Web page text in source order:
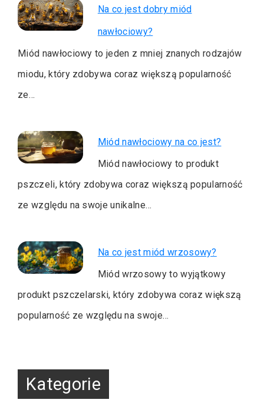
Na co jest dobry miód
nawłociowy?
Miód nawłociowy to jeden z mniej znanych rodzajów
miodu, który zdobywa coraz większą popularność
ze…
Miód nawłociowy na co jest?
Miód nawłociowy to produkt
pszczeli, który zdobywa coraz większą popularność
ze względu na swoje unikalne…
Na co jest miód wrzosowy?
Miód wrzosowy to wyjątkowy
produkt pszczelarski, który zdobywa coraz większą
popularność ze względu na swoje…
Kategorie